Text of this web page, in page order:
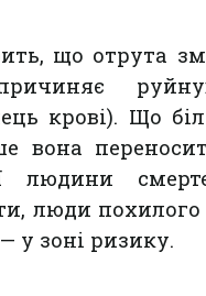
що отрута
крові). Що
вона
людини
люди похилого
у зоні ризику.